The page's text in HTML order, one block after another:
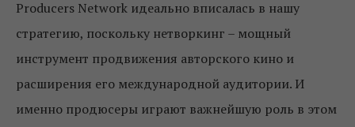
Producers Network идеально вписалась в нашу
стратегию, поскольку нетворкинг – мощный
инструмент продвижения авторского кино и
расширения его международной аудитории. И
именно продюсеры играют важнейшую роль в этом